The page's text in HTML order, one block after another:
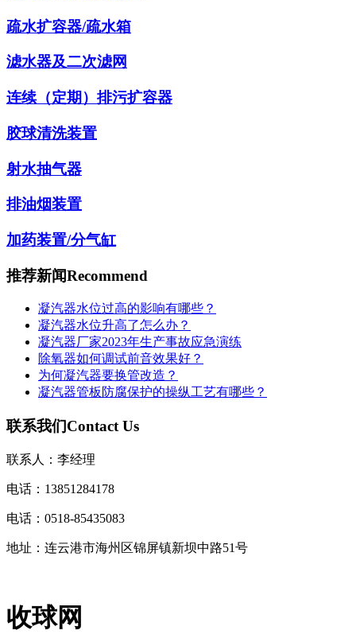
疏水扩容器/疏水箱
滤水器及二次滤网
连续（定期）排污扩容器
胶球清洗装置
射水抽气器
排油烟装置
加药装置/分气缸
推荐新闻Recommend
凝汽器水位过高的影响有哪些？
凝汽器水位升高了怎么办？
凝汽器厂家2023年生产事故应急演练
除氧器如何调试前音效果好？
为何凝汽器要换管改造？
凝汽器管板防腐保护的操纵工艺有哪些？
联系我们Contact Us
联系人：李经理
电话：13851284178
电话：0518-85435083
地址：连云港市海州区锦屏镇新坝中路51号
收球网